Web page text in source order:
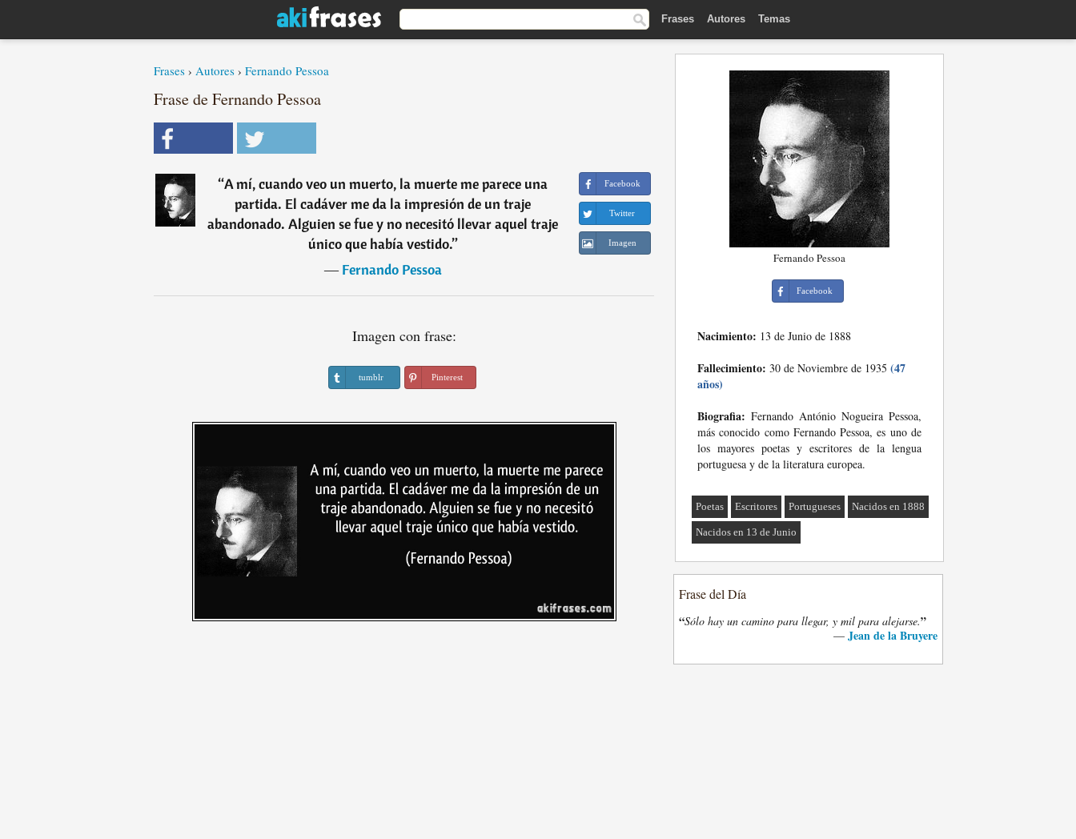
Frases Autores Temas
Frases › Autores › Fernando Pessoa
Frase de Fernando Pessoa
“A mí, cuando veo un muerto, la muerte me parece una
partida. El cadáver me da la impresión de un traje
abandonado. Alguien se fue y no necesitó llevar aquel traje
único que había vestido.”
―Fernando Pessoa
Facebook
Twitter
Imagen
Imagen con frase:
tumblr Pinterest
Fernando Pessoa
Facebook
Nacimiento: 13 de Junio de 1888
Fallecimiento: 30 de Noviembre de 1935 (47
años)
Biografia: Fernando António Nogueira Pessoa,
más conocido como Fernando Pessoa, es uno de
los mayores poetas y escritores de la lengua
portuguesa y de la literatura europea.
Poetas Escritores Portugueses Nacidos en 1888
Nacidos en 13 de Junio
Frase del Día
“Sólo hay un camino para llegar, y mil para alejarse.”
— Jean de la Bruyere